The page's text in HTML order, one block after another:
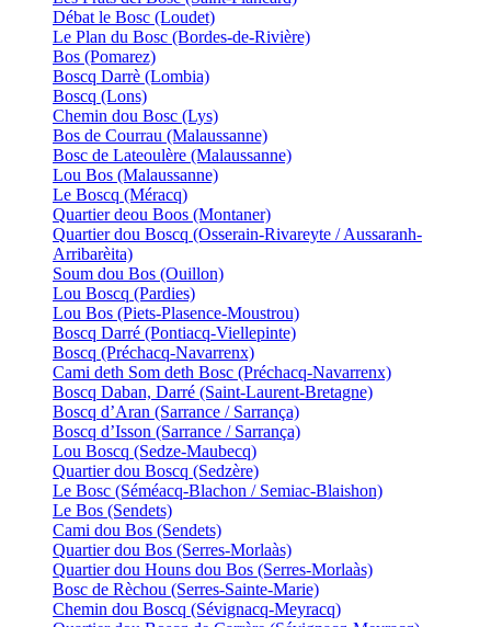
Débat le Bosc (Loudet)
Le Plan du Bosc (Bordes-de-Rivière)
Bos (Pomarez)
Boscq Darrè (Lombia)
Boscq (Lons)
Chemin dou Bosc (Lys)
Bos de Courrau (Malaussanne)
Bosc de Lateoulère (Malaussanne)
Lou Bos (Malaussanne)
Le Boscq (Méracq)
Quartier deou Boos (Montaner)
Quartier dou Boscq (Osserain-Rivareyte / Aussaranh-
Arribarèita)
Soum dou Bos (Ouillon)
Lou Boscq (Pardies)
Lou Bos (Piets-Plasence-Moustrou)
Boscq Darré (Pontiacq-Viellepinte)
Boscq (Préchacq-Navarrenx)
Cami deth Som deth Bosc (Préchacq-Navarrenx)
Boscq Daban, Darré (Saint-Laurent-Bretagne)
Boscq d’Aran (Sarrance / Sarrança)
Boscq d’Isson (Sarrance / Sarrança)
Lou Boscq (Sedze-Maubecq)
Quartier dou Boscq (Sedzère)
Le Bosc (Séméacq-Blachon / Semiac-Blaishon)
Le Bos (Sendets)
Cami dou Bos (Sendets)
Quartier dou Bos (Serres-Morlaàs)
Quartier dou Houns dou Bos (Serres-Morlaàs)
Bosc de Rèchou (Serres-Sainte-Marie)
Chemin dou Boscq (Sévignacq-Meyracq)